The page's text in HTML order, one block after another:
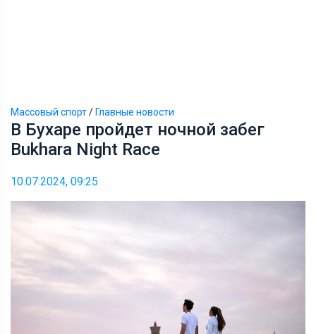
Массовый спорт/ Главные новости
В Бухаре пройдет ночной забег
Bukhara Night Race
10.07.2024, 09:25